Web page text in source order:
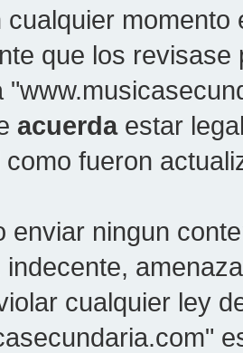
cualquier
que los
acuerdaestar
fueron
enviar ningun
indecente,
cualquier ley